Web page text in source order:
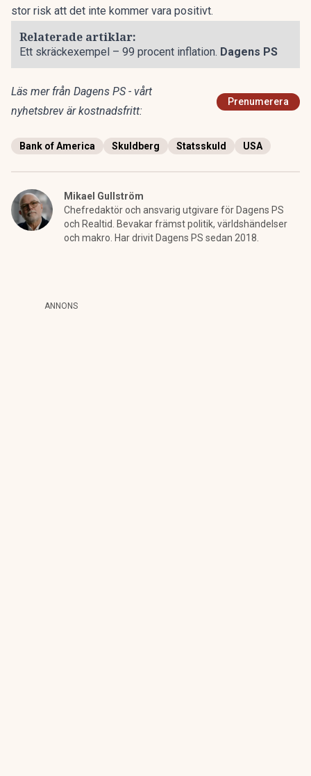
stor risk att det inte kommer vara positivt.
Relaterade artiklar:
Ett skräckexempel – 99 procent inflation. Dagens PS
Läs mer från Dagens PS - vårt
nyhetsbrev är kostnadsfritt:
Prenumerera
Bank of America Skuldberg Statsskuld USA
Mikael Gullström
Chefredaktör och ansvarig utgivare för Dagens PS
och Realtid. Bevakar främst politik, världshändelser
och makro. Har drivit Dagens PS sedan 2018.
ANNONS